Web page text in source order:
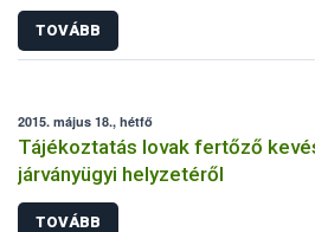
TOVÁBB
2015. május 18., hétfő
Tájékoztatás lovak fertőző
járványügyi helyzetéről
TOVÁBB